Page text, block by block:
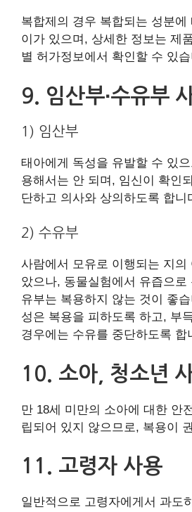
복합제의 경우 복합되는 성분
이가 있으며, 상세한 정보는 제
별 허가정보에서 확인할 수 있
9. 임산부∙수유부
1) 임산부
태아에게 독성을 유발할 수 있
용해서는 안 되며, 임신이 확인
단하고 의사와 상의하도록 합니
2) 수유부
사람에서 모유로 이행되는 지의
았으나, 동물실험에서 유즙으로
유부는 복용하지 않는 것이 좋
성은 복용을 피하도록 하고, 부
경우에는 수유를 중단하도록 합
10. 소아, 청소년
만 18세 미만의 소아에 대한 안
립되어 있지 않으므로, 복용이
11. 고령자 사용
일반적으로 고령자에게서 과도